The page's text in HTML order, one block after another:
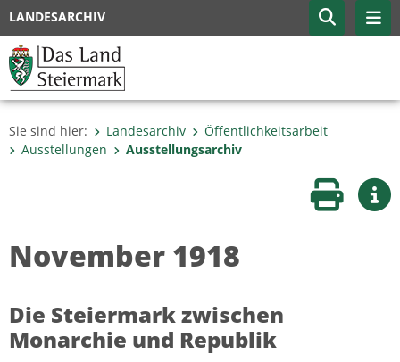
LANDESARCHIV
Sie sind hier: Landesarchiv
Öffentlichkeitsarbeit
Ausstellungen
Ausstellungsarchiv
Seite
November 1918
Die Steiermark zwischen
Monarchie und Republik